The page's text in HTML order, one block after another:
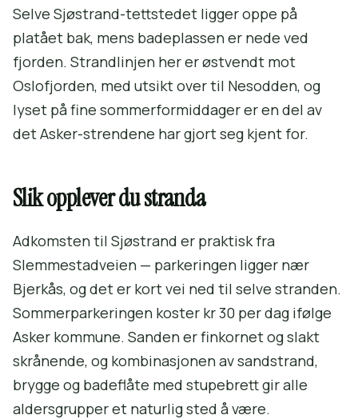
Selve Sjøstrand-tettstedet ligger oppe på
platået bak, mens badeplassen er nede ved
fjorden. Strandlinjen her er østvendt mot
Oslofjorden, med utsikt over til Nesodden, og
lyset på fine sommerformiddager er en del av
det Asker-strendene har gjort seg kjent for.
Slik opplever du stranda
Adkomsten til Sjøstrand er praktisk fra
Slemmestadveien — parkeringen ligger nær
Bjerkås, og det er kort vei ned til selve stranden.
Sommerparkeringen koster kr 30 per dag ifølge
Asker kommune. Sanden er finkornet og slakt
skrånende, og kombinasjonen av sandstrand,
brygge og badeflåte med stupebrett gir alle
aldersgrupper et naturlig sted å være.